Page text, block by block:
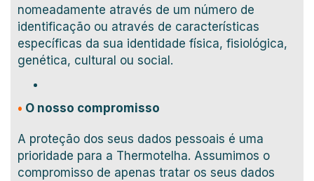
nomeadamente através de um número de
identificação ou através de características
específicas da sua identidade física, fisiológica,
genética, cultural ou social.
• O nosso compromisso
A proteção dos seus dados pessoais é uma
prioridade para a Thermotelha. Assumimos o
compromisso de apenas tratar os seus dados